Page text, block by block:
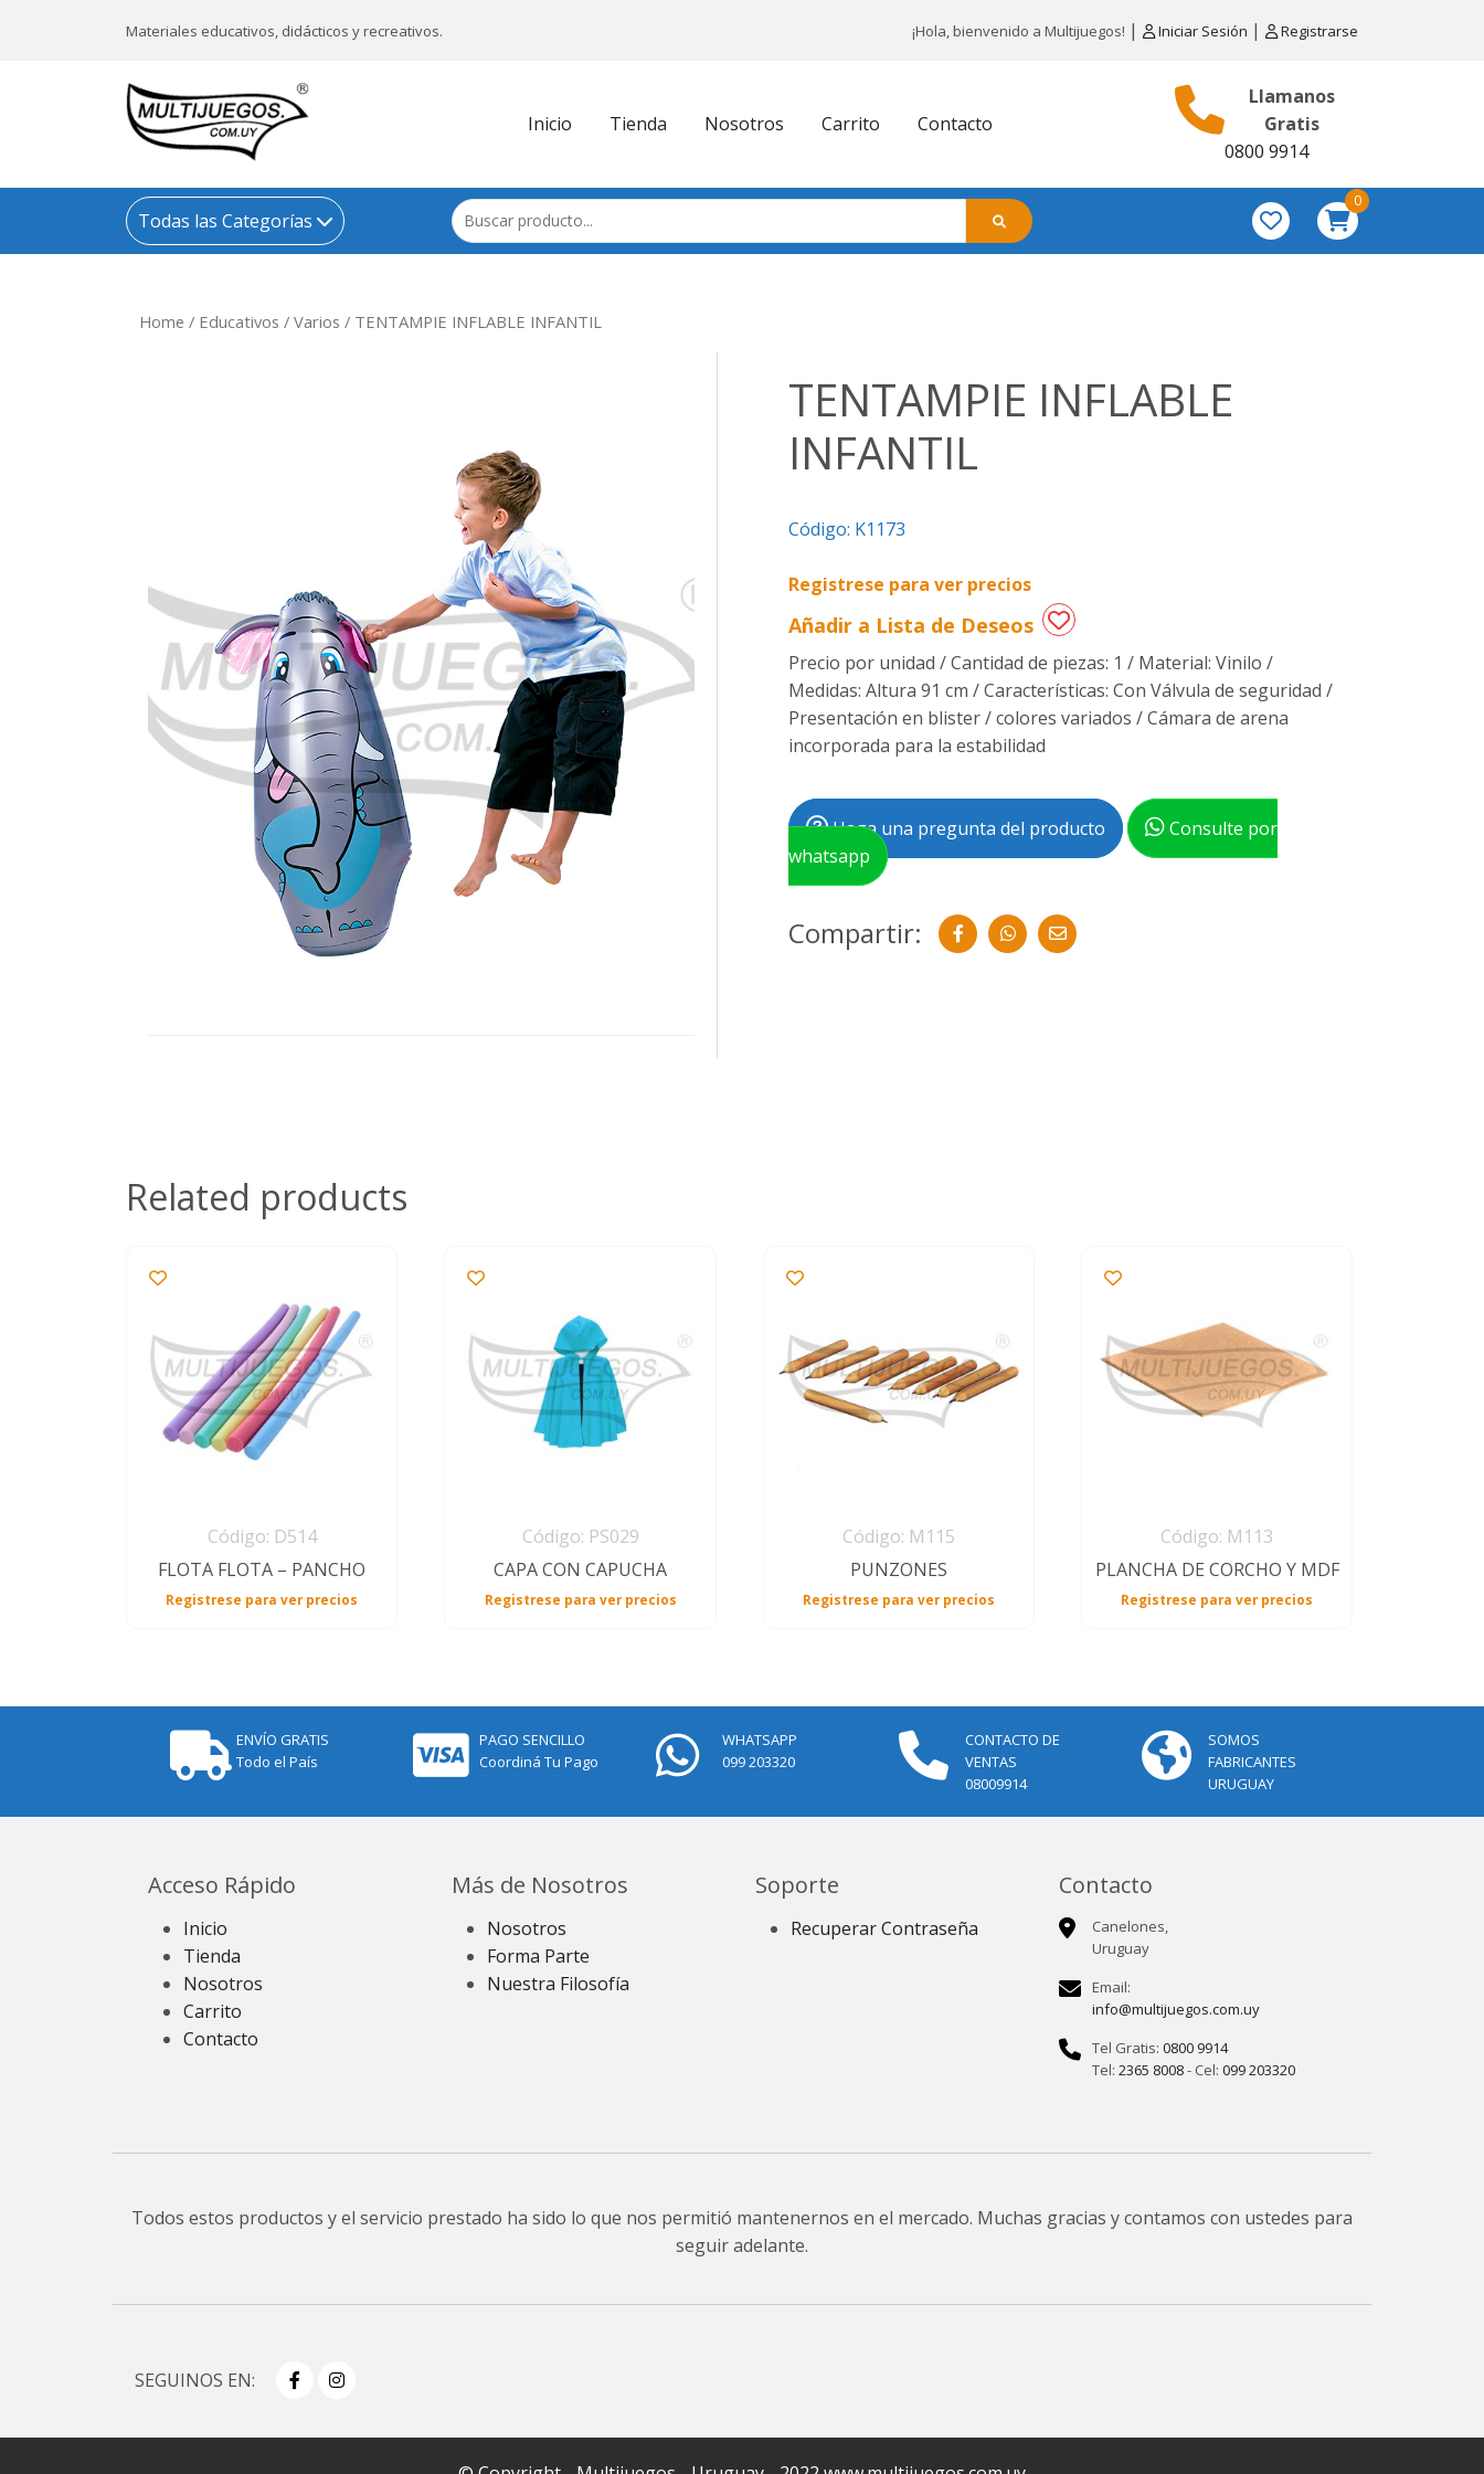
Materiales educativos, didácticos y recreativos. ¡Hola, bienvenido a Multijuegos! | Iniciar Sesión | Registrarse
Inicio Tienda Nosotros Carrito Contacto
Llamanos
Gratis
0800 9914
Todas las Categorías
0
Home / Educativos / Varios / TENTAMPIE INFLABLE INFANTIL
TENTAMPIE INFLABLE
INFANTIL
Código: K1173
Registrese para ver precios
Añadir a Lista de Deseos
Precio por unidad / Cantidad de piezas: 1 / Material: Vinilo /
Medidas: Altura 91 cm / Características: Con Válvula de seguridad /
Presentación en blister / colores variados / Cámara de arena
incorporada para la estabilidad
Haga una pregunta del producto
Consulte por
whatsapp
Compartir:
Related products
Código: D514
FLOTA FLOTA – PANCHO
Registrese para ver precios
Código: PS029
CAPA CON CAPUCHA
Registrese para ver precios
Código: M115
PUNZONES
Registrese para ver precios
Código: M113
PLANCHA DE CORCHO Y MDF
Registrese para ver precios
ENVÍO GRATIS
Todo el País
PAGO SENCILLO
Coordiná Tu Pago
WHATSAPP
099 203320
CONTACTO DE
VENTAS
08009914
SOMOS
FABRICANTES
URUGUAY
Acceso Rápido
Inicio
Tienda
Nosotros
Carrito
Contacto
Más de Nosotros
Nosotros
Forma Parte
Nuestra Filosofía
Soporte
Recuperar Contraseña
Contacto
Canelones,
Uruguay
Email:
info@multijuegos.com.uy
Tel Gratis: 0800 9914
Tel: 2365 8008- Cel: 099 203320
Todos estos productos y el servicio prestado ha sido lo que nos permitió mantenernos en el mercado. Muchas gracias y contamos con ustedes para
seguir adelante.
SEGUINOS EN: